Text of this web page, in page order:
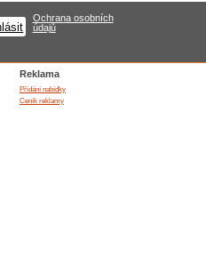
zdarma,
A
v rejstříku.